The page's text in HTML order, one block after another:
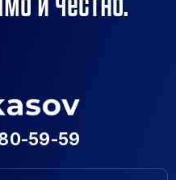
59-59